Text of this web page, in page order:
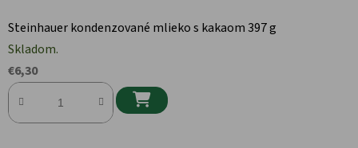
Steinhauer kondenzované mlieko s kakaom 397 g
Skladom.
€6,30
